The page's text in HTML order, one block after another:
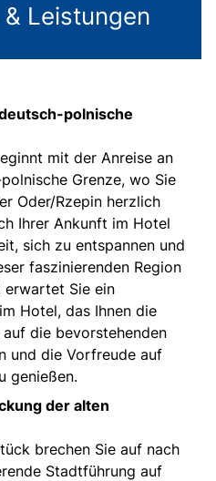
Leistungen
polnische
mit der Anreise an
Grenze, wo Sie
Oder/Rzepin herzlich
Ihrer Ankunft im Hotel
sich zu entspannen und
faszinierenden Region
erwartet Sie ein
Hotel, das Ihnen die
die bevorstehenden
und die Vorfreude auf
genießen.
der alten
brechen Sie auf nach
Stadtführung auf